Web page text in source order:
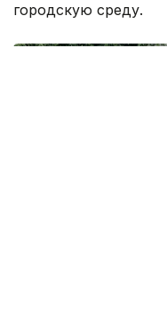
городскую среду.